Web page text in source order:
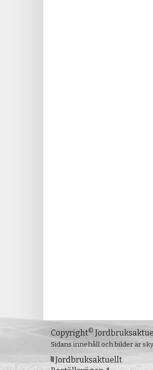
Copyright©
Sidans innehåll och bilder är
Jordbruksaktuellt